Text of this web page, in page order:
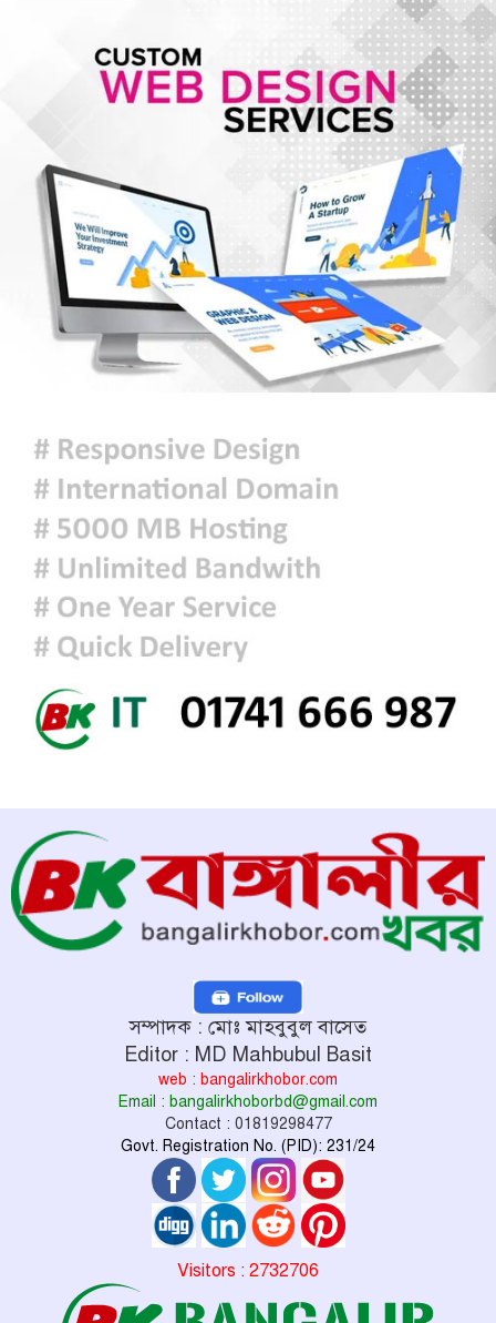
হামের উপসর্গে আরও ৫ শিশুর মৃত্যু
গোপালগঞ্জে ১৫ আগস্ট পর্যন্ত নিরাপত্তা
জোরদার, ৫ প্লাটুন বিজিবি মোতায়েন
আরেকটি বিপ্লব আসন্ন, সেই বিপ্লবের জন্য
আমি দেশবাসীকে প্রস্তুতি নেওয়ার আহ্বান
জানাচ্ছি- ডা. শফিকুর রহমান
জুলাই গণঅভ্যুত্থান দিবসে রাজশাহীতে
স্মৃতিস্তম্ভে শ্রদ্ধাঞ্জলি
‘জুলাই গণঅভ্যুত্থান স্মৃতি জাদুঘর’
উদ্বোধন করলেন প্রধানমন্ত্রী
শ্রীলঙ্কায় ভয়াবহ বন্যা ও ভূমিধস: নিহত
৭, স্কুল বন্ধ ঘোষণা
সম্পাদক : মোঃ মাহবুবুল বাসেত
Editor : MD Mahbubul Basit
web : bangalirkhobor.com
Email : bangalirkhoborbd@gmail.com
Contact : 01819298477
Govt. Registration No. (PID): 231/24
Visitors : 2732706